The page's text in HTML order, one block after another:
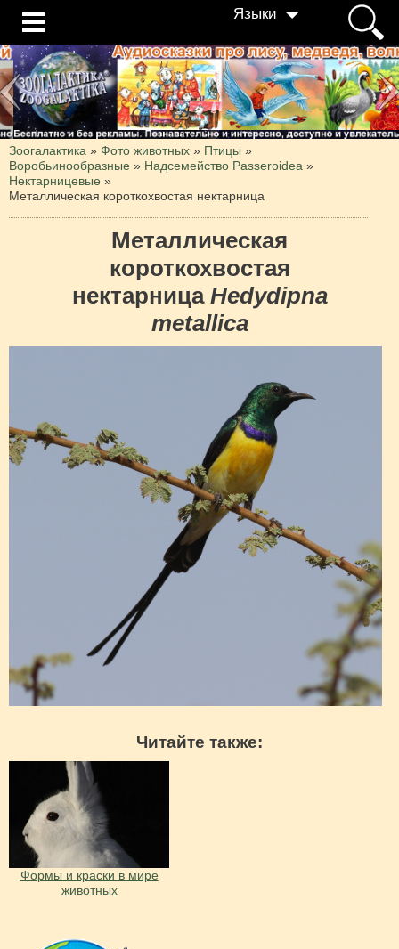
Языки
Зоогалактика » Фото животных » Птицы »
Воробьинообразные » Надсемейство Passeroidea »
Нектарницевые »
Металлическая короткохвостая нектарница
Металлическая
короткохвостая
нектарница Hedydipna
metallica
Читайте также:
Формы и краски в мире
животных